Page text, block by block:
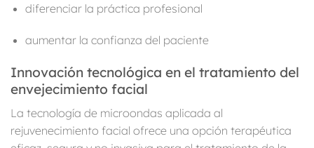
diferenciar la práctica profesional
aumentar la confianza del paciente
Innovación tecnológica en el tratamiento del
envejecimiento facial
La tecnología de microondas aplicada al
rejuvenecimiento facial ofrece una opción terapéutica